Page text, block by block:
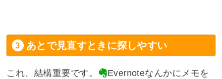
あとで見直すときに探しやすい
これ、結構重要です。 Evernoteなんかにメモを